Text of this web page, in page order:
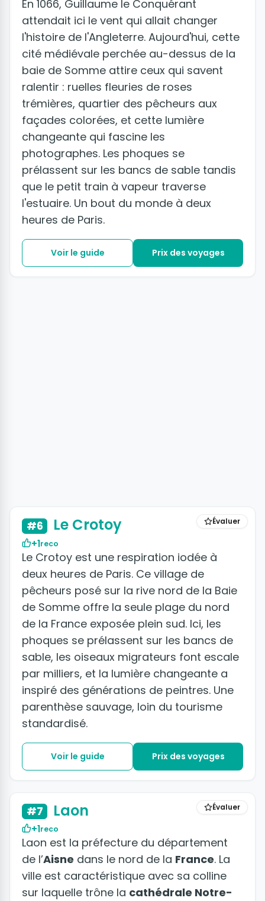
En 1066, Guillaume le Conquérant
attendait ici le vent qui allait changer
l'histoire de l'Angleterre. Aujourd'hui, cette
cité médiévale perchée au-dessus de la
baie de Somme attire ceux qui savent
ralentir : ruelles fleuries de roses
trémières, quartier des pêcheurs aux
façades colorées, et cette lumière
changeante qui fascine les
photographes. Les phoques se
prélassent sur les bancs de sable tandis
que le petit train à vapeur traverse
l'estuaire. Un bout du monde à deux
heures de Paris.
Voir le guide Prix des voyages
Évaluer
#6 Le Crotoy
+1reco
Le Crotoy est une respiration iodée à
deux heures de Paris. Ce village de
pêcheurs posé sur la rive nord de la Baie
de Somme offre la seule plage du nord
de la France exposée plein sud. Ici, les
phoques se prélassent sur les bancs de
sable, les oiseaux migrateurs font escale
par milliers, et la lumière changeante a
inspiré des générations de peintres. Une
parenthèse sauvage, loin du tourisme
standardisé.
Voir le guide Prix des voyages
Évaluer
#7 Laon
+1reco
Laon est la préfecture du département
de l’Aisne dans le nord de la France. La
ville est caractéristique avec sa colline
sur laquelle trône la cathédrale Notre-